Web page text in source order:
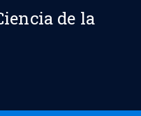
de la